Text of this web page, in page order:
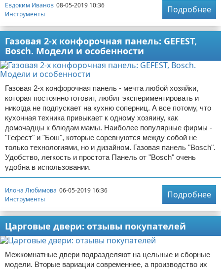
Евдоким Иванов 08-05-2019 10:36
Инструменты
Подробнее
Газовая 2-х конфорочная панель: GEFEST,
Bosch. Модели и особенности
Газовая 2-х конфорочная панель - мечта любой хозяйки,
которая постоянно готовит, любит экспериментировать и
никогда не подпускает на кухню соперниц. А все потому, что
кухонная техника привыкает к одному хозяину, как
домочадцы к блюдам мамы. Наиболее популярные фирмы -
"Гефест" и "Бош", которые соревнуются между собой не
только технологиями, но и дизайном. Газовая панель "Bosch".
Удобство, легкость и простота Панель от "Bosch" очень
удобна в использовании.
Илона Любимова 06-05-2019 16:36
Инструменты
Подробнее
Царговые двери: отзывы покупателей
Межкомнатные двери подразделяют на цельные и сборные
модели. Вторые вариации современнее, а производство их